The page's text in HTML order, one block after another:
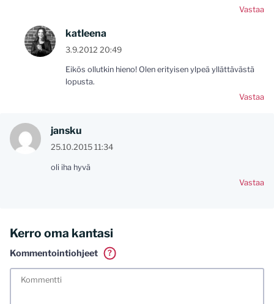
Vastaa
katleena
3.9.2012 20:49
Eikös ollutkin hieno! Olen erityisen ylpeä yllättävästä
lopusta.
Vastaa
jansku
25.10.2015 11:34
oli iha hyvä
Vastaa
Kerro oma kantasi
Kommentointiohjeet
?
meiliosoitteen. Minua ja mielipiteitäni saa ilman muuta